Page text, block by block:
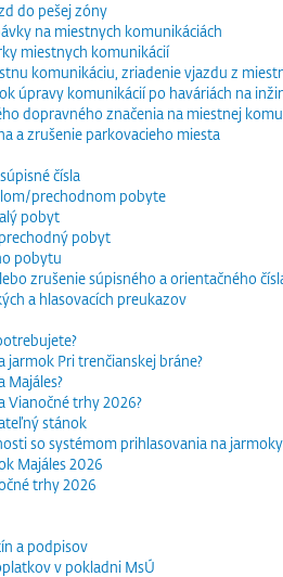
do pešej zóny
na miestnych komunikáciách
miestnych komunikácií
komunikáciu, zriadenie vjazdu z
úpravy komunikácií po haváriách na
dopravného značenia na miestnej
a zrušenie parkovacieho miesta
čísla
prechodnom pobyte
pobyt
pobyt
pobytu
zrušenie súpisného a orientačného
a hlasovacích preukazov
jarmok Pri trenčianskej bráne?
Majáles?
Vianočné trhy 2026?
stánok
so systémom prihlasovania na
Majáles 2026
trhy 2026
a podpisov
v pokladni MsÚ